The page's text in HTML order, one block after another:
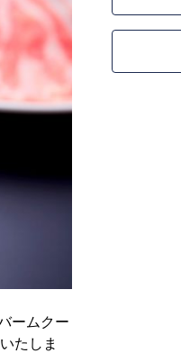
ームクー
たしま